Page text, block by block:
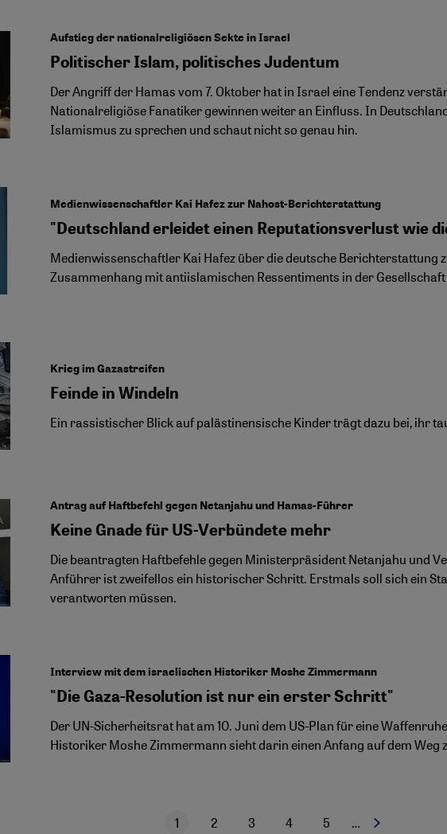
Aufstieg der nationalreligiösen Sekte in Israel
Politischer Islam, politisches Judentum
Der Angriff der Hamas vom 7. Oktober hat in Israel eine Tendenz
Nationalreligiöse Fanatiker gewinnen weiter an Einfluss. In
Islamismus zu sprechen und schaut nicht so genau hin.
Medienwissenschaftler Kai Hafez zur Nahost-Berichterstattung
"Deutschland erleidet einen Reputationsverlust wie
Medienwissenschaftler Kai Hafez über die deutsche Berichterstattung
Zusammenhang mit antiislamischen Ressentiments in der
Krieg im Gazastreifen
Feinde in Windeln
Ein rassistischer Blick auf palästinensische Kinder trägt dazu bei, ihr
Antrag auf Haftbefehl gegen Netanjahu und Hamas-Führer
Keine Gnade für US-Verbündete mehr
Die beantragten Haftbefehle gegen Ministerpräsident Netanjahu und
Anführer ist zweifellos ein historischer Schritt. Erstmals soll sich ein
verantworten müssen.
Interview mit dem israelischen Historiker Moshe Zimmermann
"Die Gaza-Resolution ist nur ein erster Schritt"
Der UN-Sicherheitsrat hat am 10. Juni dem US-Plan für eine
Historiker Moshe Zimmermann sieht darin einen Anfang auf dem Weg
1 2 3 4 5 … Nächste Seite